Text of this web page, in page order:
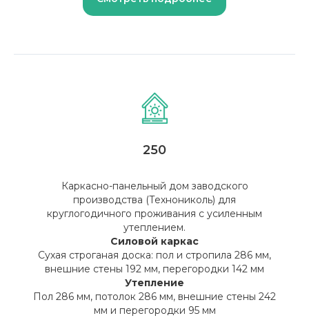
250
Каркасно-панельный дом заводского
производства (Технониколь) для
круглогодичного проживания с усиленным
утеплением.
Силовой каркас
Сухая строганая доска: пол и стропила 286 мм,
внешние стены 192 мм, перегородки 142 мм
Утепление
Пол 286 мм, потолок 286 мм, внешние стены 242
мм и перегородки 95 мм